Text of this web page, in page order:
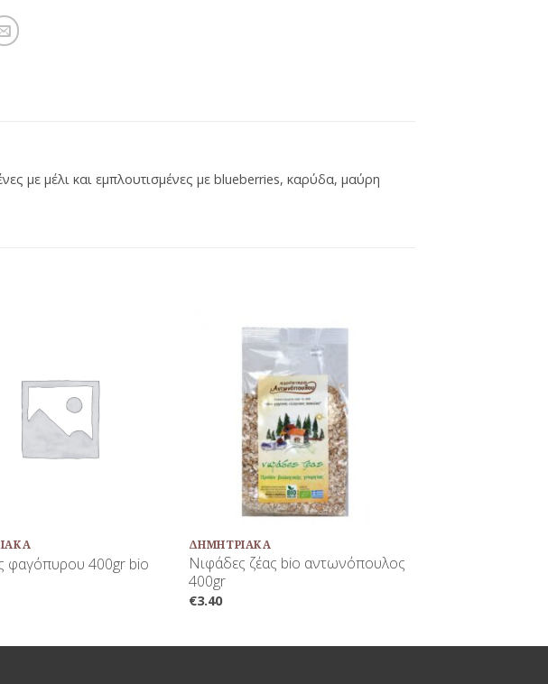
με μέλι και εμπλουτισμένες με blueberries, καρύδα, μαύρη
Αγαπημένων
φαγόπυρου 400gr bio
Αγαπημένων
ΔΗΜΗΤΡΙΑΚΆ
Νιφάδες ζέας bio αντωνόπουλος
400gr
€3.40